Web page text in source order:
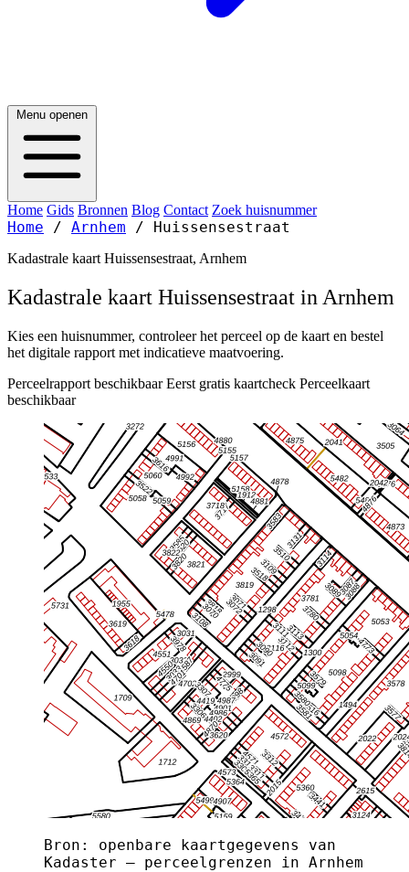
Menu openen
Home Gids Bronnen Blog Contact Zoek huisnummer
Home / Arnhem / Huissensestraat
Kadastrale kaart Huissensestraat, Arnhem
Kadastrale kaart Huissensestraat in Arnhem
Kies een huisnummer, controleer het perceel op de kaart en bestel
het digitale rapport met indicatieve maatvoering.
Perceelrapport beschikbaar Eerst gratis kaartcheck Perceelkaart
beschikbaar
Bron: openbare kaartgegevens van
Kadaster — perceelgrenzen in Arnhem